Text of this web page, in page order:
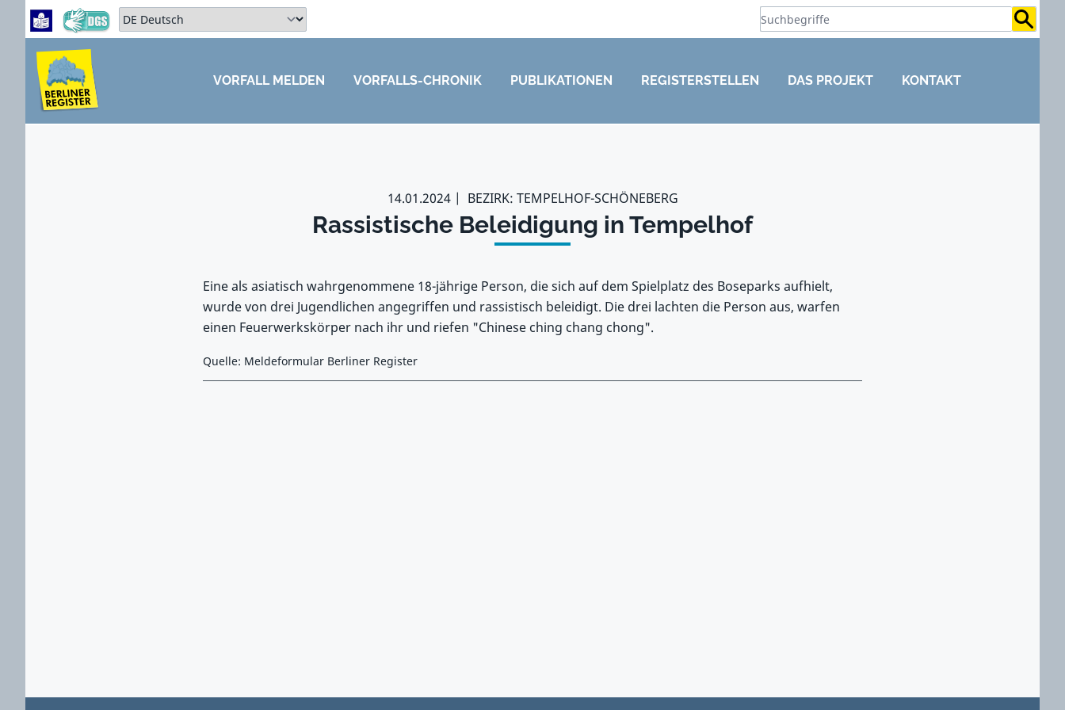
Zum Hauptbereich springen
Zum Hauptmenü springen
Sprache auswählen:
ZUM HAUPTBEREICH SPRINGEN
VORFALL MELDEN VORFALLS-CHRONIK PUBLIKATIONEN REGISTERSTELLEN DAS PROJEKT KONTAKT
14.01.2024 BEZIRK: TEMPELHOF-SCHÖNEBERG
Rassistische Beleidigung in Tempelhof
Eine als asiatisch wahrgenommene 18-jährige Person, die sich auf dem Spielplatz des Boseparks aufhielt,
wurde von drei Jugendlichen angegriffen und rassistisch beleidigt. Die drei lachten die Person aus, warfen
einen Feuerwerkskörper nach ihr und riefen "Chinese ching chang chong".
Quelle: Meldeformular Berliner Register